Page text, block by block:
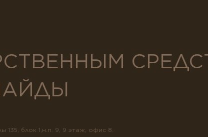
блок 1,н.п. 9, 9 этаж, офис 8.